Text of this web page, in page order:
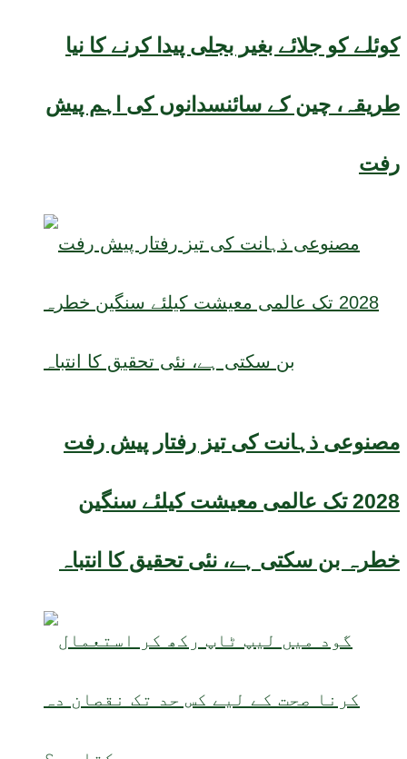
کوئلے کو جلائے بغیر بجلی پیدا کرنے کا نیا
طریقہ، چین کے سائنسدانوں کی اہم پیش
رفت
مصنوعی ذہانت کی تیز رفتار پیش رفت
2028 تک عالمی معیشت کیلئے سنگین
خطرہ بن سکتی ہے، نئی تحقیق کا انتباہ